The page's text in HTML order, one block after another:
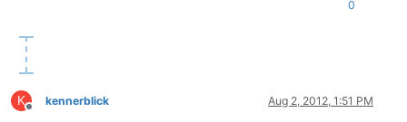
0
K
Offline
kennerblick Aug 2, 2012, 1:51 PM